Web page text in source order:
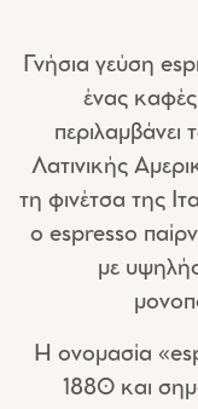
Γνήσια γεύση
ένας
περιλαμβάνει
Λατινικής
τη φινέτσα της
ο espresso
με
Η ονομασία
1880 και